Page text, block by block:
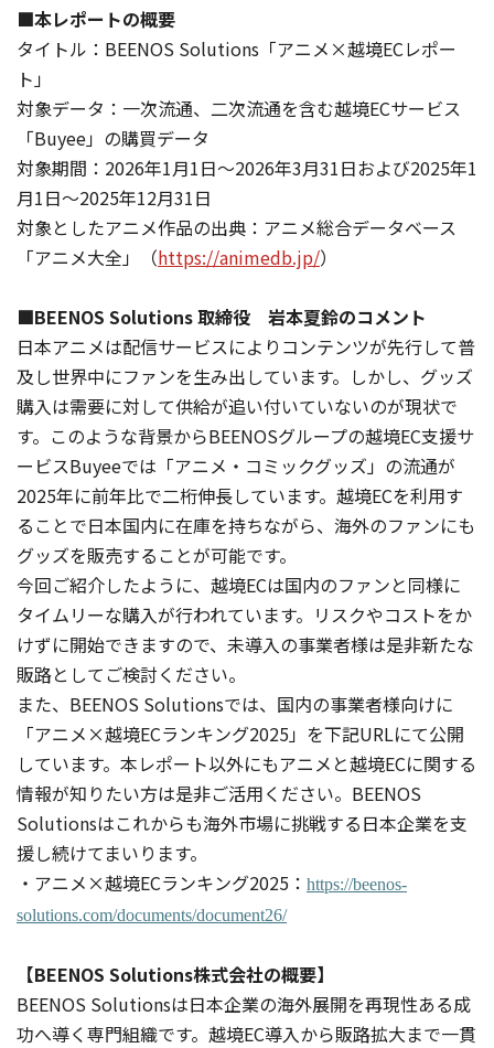
■本レポートの概要
タイトル：BEENOS Solutions「アニメ×越境ECレポー
ト」
対象データ：一次流通、二次流通を含む越境ECサービス
「Buyee」の購買データ
対象期間：2026年1月1日～2026年3月31日および2025年1
月1日～2025年12月31日
対象としたアニメ作品の出典：アニメ総合データベース
「アニメ大全」（https://animedb.jp/）
■BEENOS Solutions 取締役 岩本夏鈴のコメント
日本アニメは配信サービスによりコンテンツが先行して普
及し世界中にファンを生み出しています。しかし、グッズ
購入は需要に対して供給が追い付いていないのが現状で
す。このような背景からBEENOSグループの越境EC支援サ
ービスBuyeeでは「アニメ・コミックグッズ」の流通が
2025年に前年比で二桁伸長しています。越境ECを利用す
ることで日本国内に在庫を持ちながら、海外のファンにも
グッズを販売することが可能です。
今回ご紹介したように、越境ECは国内のファンと同様に
タイムリーな購入が行われています。リスクやコストをか
けずに開始できますので、未導入の事業者様は是非新たな
販路としてご検討ください。
また、BEENOS Solutionsでは、国内の事業者様向けに
「アニメ×越境ECランキング2025」を下記URLにて公開
しています。本レポート以外にもアニメと越境ECに関する
情報が知りたい方は是非ご活用ください。BEENOS
Solutionsはこれからも海外市場に挑戦する日本企業を支
援し続けてまいります。
・アニメ×越境ECランキング2025： https://beenos-
solutions.com/documents/document26/
【BEENOS Solutions株式会社の概要】
BEENOS Solutionsは日本企業の海外展開を再現性ある成
功へ導く専門組織です。越境EC導入から販路拡大まで一貫